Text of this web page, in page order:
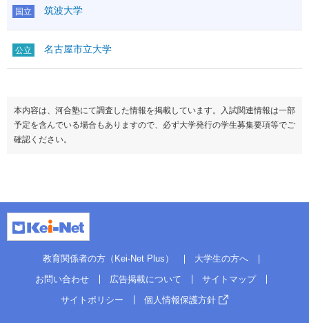
国立 筑波大学
公立 名古屋市立大学
本内容は、河合塾にて調査した情報を掲載しています。入試関連情報は一部
予定を含んでいる場合もありますので、必ず大学発行の学生募集要項等でご
確認ください。
教育関係者の方（Kei-Net Plus）
大学生の方へ
お問い合わせ
広告掲載について
サイトマップ
サイトポリシー
個人情報保護方針